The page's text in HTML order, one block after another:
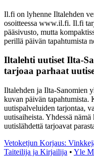
Il.fi on lyhenne Iltalehden
osoitteessa www.il.fi. Il.fi
pääsivusto, mutta
perillä päivän tapahtumista
Iltalehti uutiset Ilta-
tarjoaa parhaat
Iltalehden ja Ilta-Sanomien
kuvan päivän tapahtumista.
uutispalveluiden tarjontaa,
uutisaiheista. Yhdessä
uutislähdettä tarjoavat
Vetoketjun Korjaus:
Taiteilija ja Kirjailija • Yle